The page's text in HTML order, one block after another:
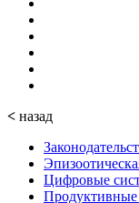
< назад
Цифровые